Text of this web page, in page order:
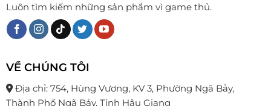
Luôn tìm kiếm những sản phẩm vì game thủ.
VỀ CHÚNG TÔI
Địa chỉ: 754, Hùng Vương, KV 3, Phường Ngã Bảy,
Thành Phố Ngã Bảy, Tỉnh Hậu Giang